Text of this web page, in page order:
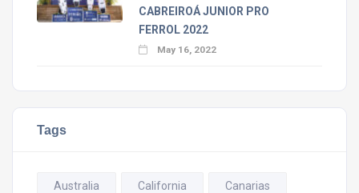
CABREIROÁ JUNIOR PRO
FERROL 2022
May 16, 2022
Tags
Australia California Canarias